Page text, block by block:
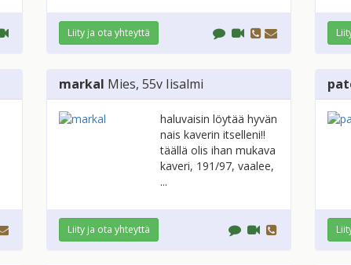
Liity ja ota yhteyttä
markal Mies, 55v Iisalmi
haluvaisin löytää hyvän
nais kaverin itselleni!!
täällä olis ihan mukava
kaveri, 191/97, vaalee,
...
Liity ja ota yhteyttä